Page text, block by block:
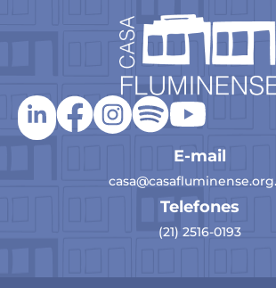
E-mail
Telefones
(21) 2516-0193